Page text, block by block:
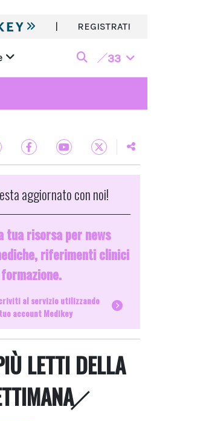
| REGISTRATI
33
aggiornato con noi!
tua risorsa per news
riferimenti clinici
al servizio utilizzando
account Medikey
LETTI DELLA